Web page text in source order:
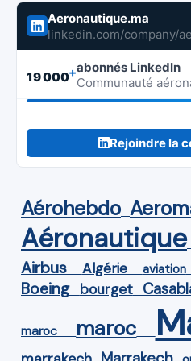
Aeronautique.ma
linkedin.com/company/
19 000+abonnés LinkedIn
Communauté
Rejoindre la
Aérohebdo
Aéronautique
Airbus Algérie aviation
Boeing bourget
maroc maroc